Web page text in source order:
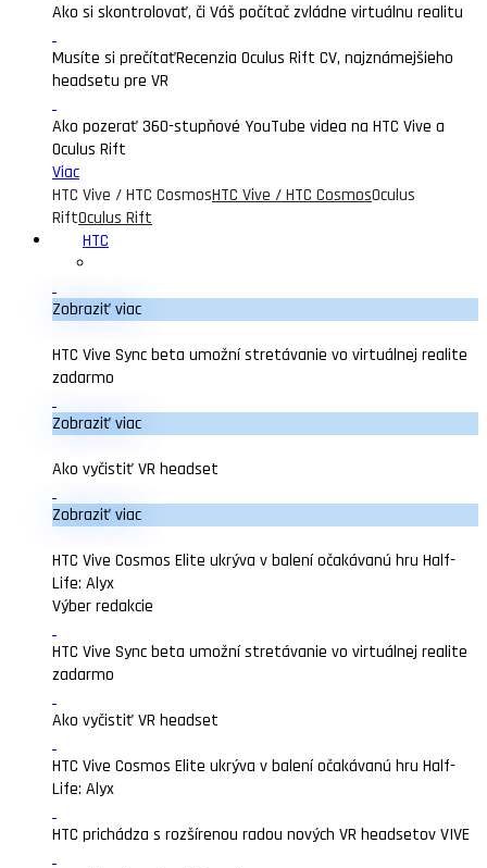
Ako si skontrolovať, či Váš počítač zvládne virtuálnu realitu
Musíte si prečítaťRecenzia Oculus Rift CV, najznámejšieho
headsetu pre VR
Ako pozerať 360-stupňové YouTube videa na HTC Vive a
Oculus Rift
Viac
HTC Vive / HTC CosmosHTC Vive / HTC CosmosOculus
RiftOculus Rift
HTC
Zobraziť viac
HTC Vive Sync beta umožní stretávanie vo virtuálnej realite
zadarmo
Zobraziť viac
Ako vyčistiť VR headset
Zobraziť viac
HTC Vive Cosmos Elite ukrýva v balení očakávanú hru Half-
Life: Alyx
Výber redakcie
HTC Vive Sync beta umožní stretávanie vo virtuálnej realite
zadarmo
Ako vyčistiť VR headset
HTC Vive Cosmos Elite ukrýva v balení očakávanú hru Half-
Life: Alyx
HTC prichádza s rozšírenou radou nových VR headsetov VIVE